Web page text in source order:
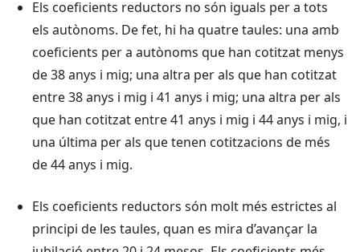
Els coeficients reductors no són iguals per a tots
els autònoms. De fet, hi ha quatre taules: una amb
coeficients per a autònoms que han cotitzat menys
de 38 anys i mig; una altra per als que han cotitzat
entre 38 anys i mig i 41 anys i mig; una altra per als
que han cotitzat entre 41 anys i mig i 44 anys i mig, i
una última per als que tenen cotitzacions de més
de 44 anys i mig.
Els coeficients reductors són molt més estrictes al
principi de les taules, quan es mira d’avançar la